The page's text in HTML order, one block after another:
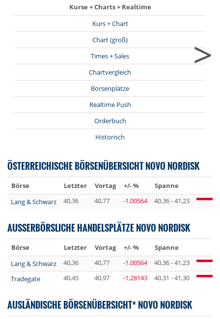
Kurse + Charts + Realtime
Kurs + Chart
Chart (groß)
Times + Sales
Chartvergleich
Börsenplätze
Realtime Push
Orderbuch
Historisch
>
ÖSTERREICHISCHE BÖRSENÜBERSICHT NOVO NORDISK
Börse Letzter Vortag +/- %
Spanne
Lang & Schwarz
40,36 40,77 -1,00564 40,36 - 41,23
AUSSERBÖRSLICHE HANDELSPLÄTZE NOVO NORDISK
Börse Letzter Vortag +/- %
Spanne
Lang & Schwarz
40,36 40,77 -1,00564
40,36 - 41,23
Tradegate
40,45 40,97 -1,28143 40,31 - 41,30
AUSLÄNDISCHE BÖRSENÜBERSICHT* NOVO NORDISK